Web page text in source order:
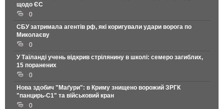
щодо ЄС
0
СБУ затримала агентів рф, які коригували удари ворога по
Миколаєву
0
У Таїланді учень відкрив стрілянину в школі: семеро загиблих,
15 поранених
0
Нова здобич "Маґури": в Криму знищено ворожий ЗРГК
"панцирь-С1" та військовий кран
0